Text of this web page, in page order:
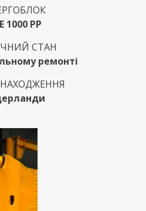
1000 PP
СТАН
ремонті